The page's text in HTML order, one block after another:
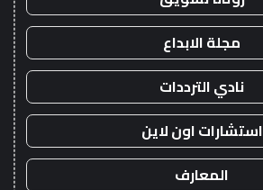
مجلة الابداع
نادي الترددات
استشارات اون لاين
المعارف